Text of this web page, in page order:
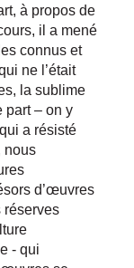
à propos de
il a mené
connus et
ne l’était
la sublime
part – on y
a résisté
nous
d’œuvres
réserves
- qui